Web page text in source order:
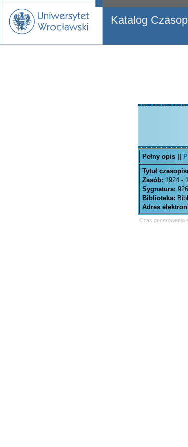
Katalog
Pełny opis ||
Tytuł
Zasób: 1924 -
Sygnatura:
Biblioteka:
Adres
Czas generowania